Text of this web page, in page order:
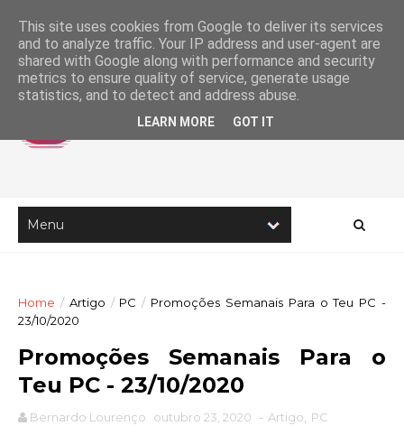
Home / Artigo / PC / Promoções Semanais Para o Teu PC -
23/10/2020
Promoções Semanais Para o
Teu PC - 23/10/2020
Bernardo Lourenço outubro 23, 2020 - Artigo PC
This site uses cookies from Google to deliver its services
and to analyze traffic. Your IP address and user-agent are
shared with Google along with performance and security
metrics to ensure quality of service, generate usage
statistics, and to detect and address abuse.
LEARN MORE GOT IT